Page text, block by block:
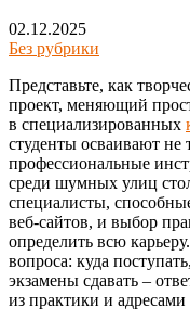
02.12.2025
Без рубрики
Представьте, как
проект, меняющий
в специализированных
студенты осваивают не
профессиональные
среди шумных улиц
специалисты,
веб-сайтов, и выбор
определить всю
вопроса: куда
экзамены сдавать –
из практики и